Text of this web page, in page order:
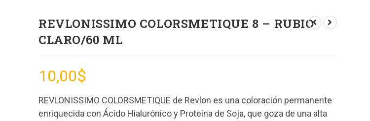
REVLONISSIMO COLORSMETIQUE 8 – RUBIO
CLARO/60 ML
10,00$
REVLONISSIMO COLORSMETIQUE de Revlon es una coloración permanente
enriquecida con Ácido Hialurónico y Proteína de Soja, que goza de una alta